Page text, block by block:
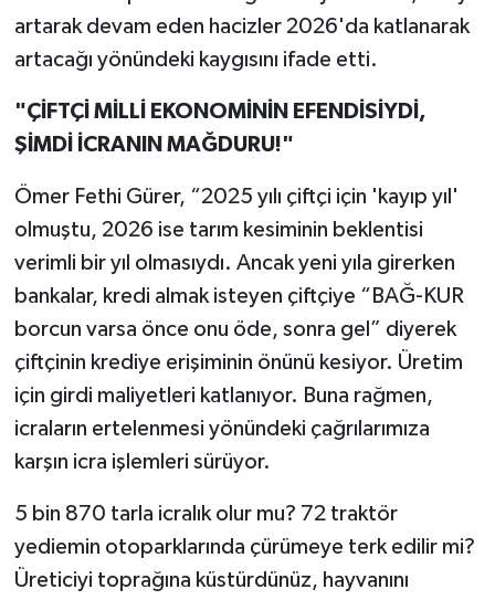
artarak devam eden hacizler 2026'da katlanarak
artacağı yönündeki kaygısını ifade etti.
"ÇİFTÇİ MİLLİ EKONOMİNİN EFENDİSİYDİ,
ŞİMDİ İCRANIN MAĞDURU!"
Ömer Fethi Gürer, “2025 yılı çiftçi için 'kayıp yıl'
olmuştu, 2026 ise tarım kesiminin beklentisi
verimli bir yıl olmasıydı. Ancak yeni yıla girerken
bankalar, kredi almak isteyen çiftçiye “BAĞ-KUR
borcun varsa önce onu öde, sonra gel” diyerek
çiftçinin krediye erişiminin önünü kesiyor. Üretim
için girdi maliyetleri katlanıyor. Buna rağmen,
icraların ertelenmesi yönündeki çağrılarımıza
karşın icra işlemleri sürüyor.
5 bin 870 tarla icralık olur mu? 72 traktör
yediemin otoparklarında çürümeye terk edilir mi?
Üreticiyi toprağına küstürdünüz, hayvanını